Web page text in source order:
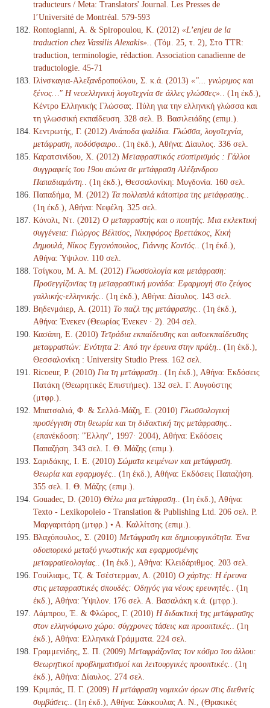
traducteurs / Meta: Translators' Journal. Les Presses de
l’Université de Montréal. 579-593
Rontogianni, A. & Spiropoulou, K. (2012) «L’enjeu de la
traduction chez Vassilis Alexakis».
. (Τόμ. 25, τ. 2), Στο TTR:
traduction, terminologie, rédaction. Association canadienne de
traductologie. 45-71
Ιλίνσκαγια-Αλεξανδροπούλου, Σ. κ.ά. (2013) «"... γνώριμος και
ξένος…" Η νεοελληνική λογοτεχνία σε άλλες γλώσσες».
. (1η έκδ.),
Κέντρο Ελληνικής Γλώσσας. Πύλη για την ελληνική γλώσσα και
τη γλωσσική εκπαίδευση. 328 σελ. Β. Βασιλειάδης (επιμ.).
Κεντρωτής, Γ. (2012) Ανάποδα ψαλίδια. Γλώσσα, λογοτεχνία,
μετάφραση, ποδόσφαιρο.
. (1η έκδ.), Αθήνα: Δίαυλος. 336 σελ.
Καρατσινίδου, Χ. (2012) Μεταφραστικός εσοπτρισμός : Γάλλοι
συγγραφείς του 19ου αιώνα σε μετάφραση Αλέξανδρου
Παπαδιαμάντη.
. (1η έκδ.), Θεσσαλονίκη: Μυγδονία. 160 σελ.
Παπαδήμα, Μ. (2012) Τα πολλαπλά κάτοπτρα της μετάφρασης.
(1η έκδ.), Αθήνα: Νεφέλη. 325 σελ.
Κόνολι, Ντ. (2012) Ο μεταφραστής και ο ποιητής. Μια εκλεκτική
συγγένεια: Γιώργος Βέλτσος, Νικηφόρος Βρεττάκος, Κική
Δημουλά, Νίκος Εγγονόπουλος, Γιάννης Κοντός.
. (1η έκδ.),
Αθήνα: Ύψιλον. 110 σελ.
Τσίγκου, Μ. Α. Μ. (2012) Γλωσσολογία και μετάφραση:
Προσεγγίζοντας τη μεταφραστική μονάδα: Εφαρμογή στο ζεύγος
γαλλικής-ελληνικής.
. (1η έκδ.), Αθήνα: Δίαυλος. 143 σελ.
Βηδενμάιερ, Α. (2011) Το παζλ της μετάφρασης.
. (1η έκδ.),
Αθήνα: Ένεκεν (Θεωρίας Ένεκεν · 2). 204 σελ.
Κασάπη, Ε. (2010) Τετράδια εκπαίδευσης και αυτοεκπαίδευσης
μεταφραστών: Ενότητα 2: Από την έρευνα στην πράξη.
. (1η έκδ.),
Θεσσαλονίκη : University Studio Press. 162 σελ.
Ricoeur, P. (2010) Για τη μετάφραση.
. (1η έκδ.), Αθήνα: Εκδόσεις
Πατάκη (Θεωρητικές Επιστήμες). 132 σελ. Γ. Αυγούστης
(μτφρ.).
Μπατσαλιά, Φ. & Σελλά-Μάζη, Ε. (2010) Γλωσσολογική
προσέγγιση στη θεωρία και τη διδακτική της μετάφρασης.
(επανέκδοση: "Έλλην", 1997· 2004), Αθήνα: Εκδόσεις
Παπαζήση. 343 σελ. Ι. Θ. Μάζης (επιμ.).
Σαριδάκης, Ι. Ε. (2010) Σώματα κειμένων και μετάφραση.
Θεωρία και εφαρμογές.
. (1η έκδ.), Αθήνα: Εκδόσεις Παπαζήση.
355 σελ. Ι. Θ. Μάζης (επιμ.).
Gouadec, D. (2010) Θέλω μια μετάφραση.
. (1η έκδ.), Αθήνα:
Texto - Lexikopoleio - Translation & Publishing Ltd. 206 σελ. Ρ.
Μαργαριτάρη (μτφρ.) • Α. Καλλίτσης (επιμ.).
Βλαχόπουλος, Σ. (2010) Μετάφραση και δημιουργικότητα. Ένα
οδοιπορικό μεταξύ γνωστικής και εφαρμοσμένης
μεταφρασεολογίας.
. (1η έκδ.), Αθήνα: Κλειδάριθμος. 203 σελ.
Γουίλιαμς, Τζ. & Τσέστερμαν, Α. (2010) Ο χάρτης: Η έρευνα
στις μεταφραστικές σπουδές: Οδηγός για νέους ερευνητές.
. (1η
έκδ.), Αθήνα: Ύψιλον. 176 σελ. Α. Βασαλάκη κ.ά. (μτφρ.).
Λάμπρου, Έ. & Φλώρος, Γ. (2010) Η διδακτική της μετάφρασης
στον ελληνόφωνο χώρο: σύγχρονες τάσεις και προοπτικές.
. (1η
έκδ.), Αθήνα: Ελληνικά Γράμματα. 224 σελ.
Γραμμενίδης, Σ. Π. (2009) Μεταφράζοντας τον κόσμο του άλλου:
Θεωρητικοί προβληματισμοί και λειτουργικές προοπτικές.
. (1η
έκδ.), Αθήνα: Δίαυλος. 274 σελ.
Κριμπάς, Π. Γ. (2009) Η μετάφραση νομικών όρων στις διεθνείς
συμβάσεις.
. (1η έκδ.), Αθήνα: Σάκκουλας Α. Ν., (Θρακικές